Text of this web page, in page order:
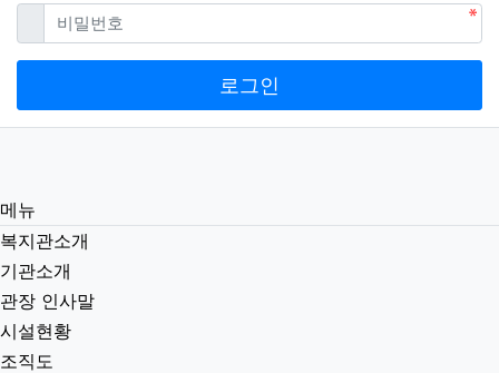
비밀번호필수
로그인
메뉴
복지관소개
기관소개
관장 인사말
시설현황
조직도